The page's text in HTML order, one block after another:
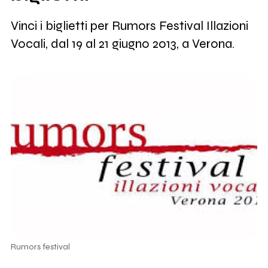
Vinci i biglietti per Rumors Festival Illazioni
Vocali, dal 19 al 21 giugno 2013, a Verona.
Rumors festival